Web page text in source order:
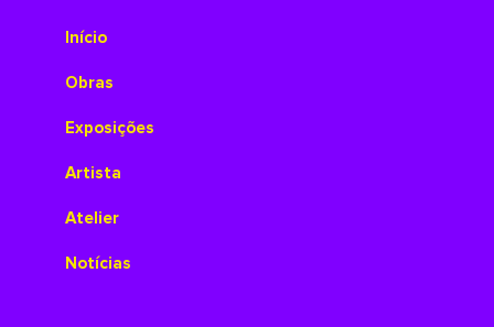
Início
Obras
Exposições
Artista
Atelier
Notícias